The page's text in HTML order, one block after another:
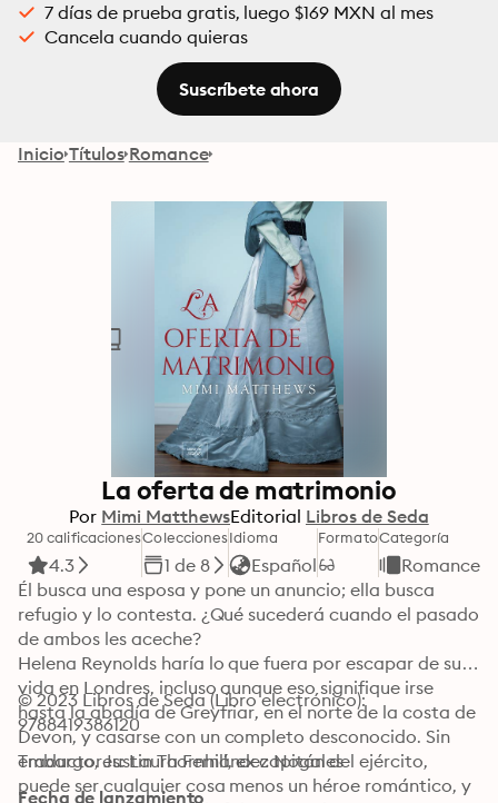
7 días de prueba gratis, luego $169 MXN al mes
Cancela cuando quieras
Suscríbete ahora
Inicio Títulos Romance
La oferta de matrimonio
Por Mimi MatthewsEditorial Libros de Seda
20 calificaciones
4.3
Colecciones
1 de 8
Idioma
Español
FormatoCategoría
Romance
Él busca una esposa y pone un anuncio; ella busca
refugio y lo contesta. ¿Qué sucederá cuando el pasado
de ambos les aceche?
Helena Reynolds haría lo que fuera por escapar de su
vida en Londres, incluso aunque eso signifique irse
hasta la abadía de Greyfriar, en el norte de la costa de
Devon, y casarse con un completo desconocido. Sin
embargo, Justin Thornhill, ex capitán del ejército,
puede ser cualquier cosa menos un héroe romántico, y
© 2023 Libros de Seda (Libro electrónico):
9788419386120
Traductores: Laura Fernández Nogales
Fecha de lanzamiento